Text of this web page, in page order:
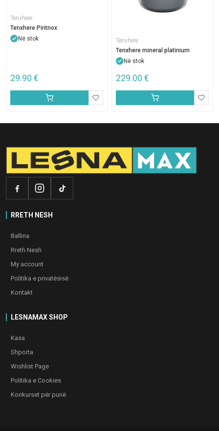
Tenxhere
Tenxhere Pintnox
Në stok
29.90 €
Tenxhere
Tenxhere mineral platinium
Në stok
229.00 €
RRETH NESH
Ballina
Rreth Nesh
My account
Politika e privatësisë
Kontakt
LESNAMAX SHOP
Kasa
Shporta
Wishlist Page
Politika e Cookies
Konkurset për punë